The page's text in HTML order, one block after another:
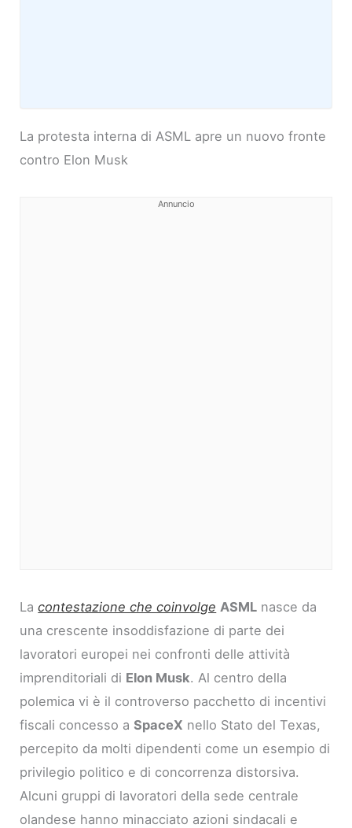
La protesta interna di ASML apre un nuovo fronte
contro Elon Musk
Annuncio
Lacontestazione che coinvolge ASML nasce da
una crescente insoddisfazione di parte dei
lavoratori europei nei confronti delle attività
imprenditoriali di Elon Musk. Al centro della
polemica vi è il controverso pacchetto di incentivi
fiscali concesso aSpaceX nello Stato del Texas,
percepito da molti dipendenti come un esempio di
privilegio politico e di concorrenza distorsiva.
Alcuni gruppi di lavoratori della sede centrale
olandese hanno minacciato azioni sindacali e